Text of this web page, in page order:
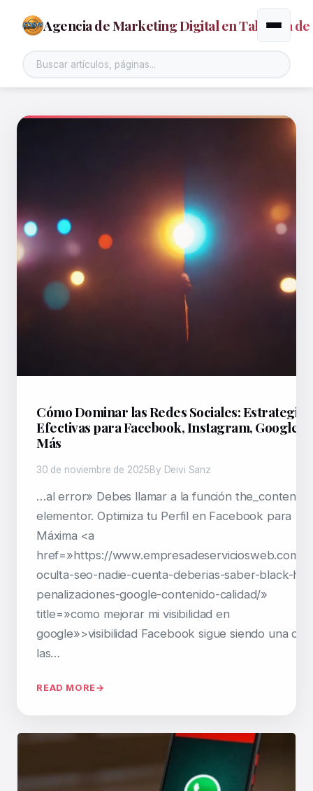
Agencia de Marketing Digital en Talavera de
Alternar
Cómo Dominar las Redes Sociales: Estrategias
Efectivas para Facebook, Instagram, Google, y
Más
30 de noviembre de 2025By Deivi Sanz
…al error» Debes llamar a la función the_content
elementor. Optimiza tu Perfil en Facebook para
Máxima <a
href=»https://www.empresadeserviciosweb.com/
oculta-seo-nadie-cuenta-deberias-saber-black-
penalizaciones-google-contenido-calidad/»
title=»como mejorar mi visibilidad en
google»>visibilidad Facebook sigue siendo una de
las…
READ MORE